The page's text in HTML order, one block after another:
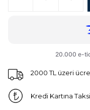
2000 TL üzeri
Kredi Kartına